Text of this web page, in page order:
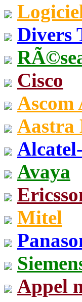
Divers
Cisco
Ascom
Aastra
Avaya
Mitel
Appel